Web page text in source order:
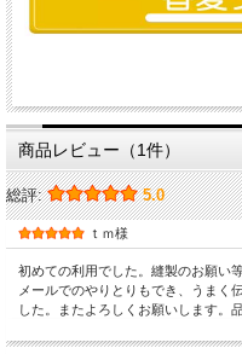
商品レビュー（1件）
総評: 5.0
ｔｍ様
初めての利用でした。縫製のお願い
メールでのやりとりもでき、うまく
した。またよろしくお願いします。